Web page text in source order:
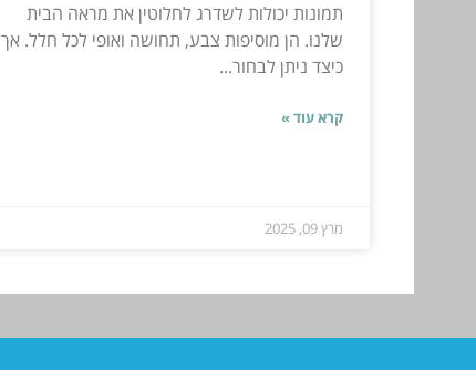
תמונות יכולות לשדרג לחלוטין את מראה הבית
שלנו. הן מוסיפות צבע, תחושה ואופי לכל חלל. אך
כיצד ניתן לבחור...
קרא עוד »
מרץ 09, 2025